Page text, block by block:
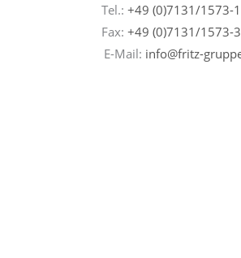
Tel.: +49 (0)7131/1573-
Fax: +49 (0)7131/1573-
E-Mail: info@fritz-